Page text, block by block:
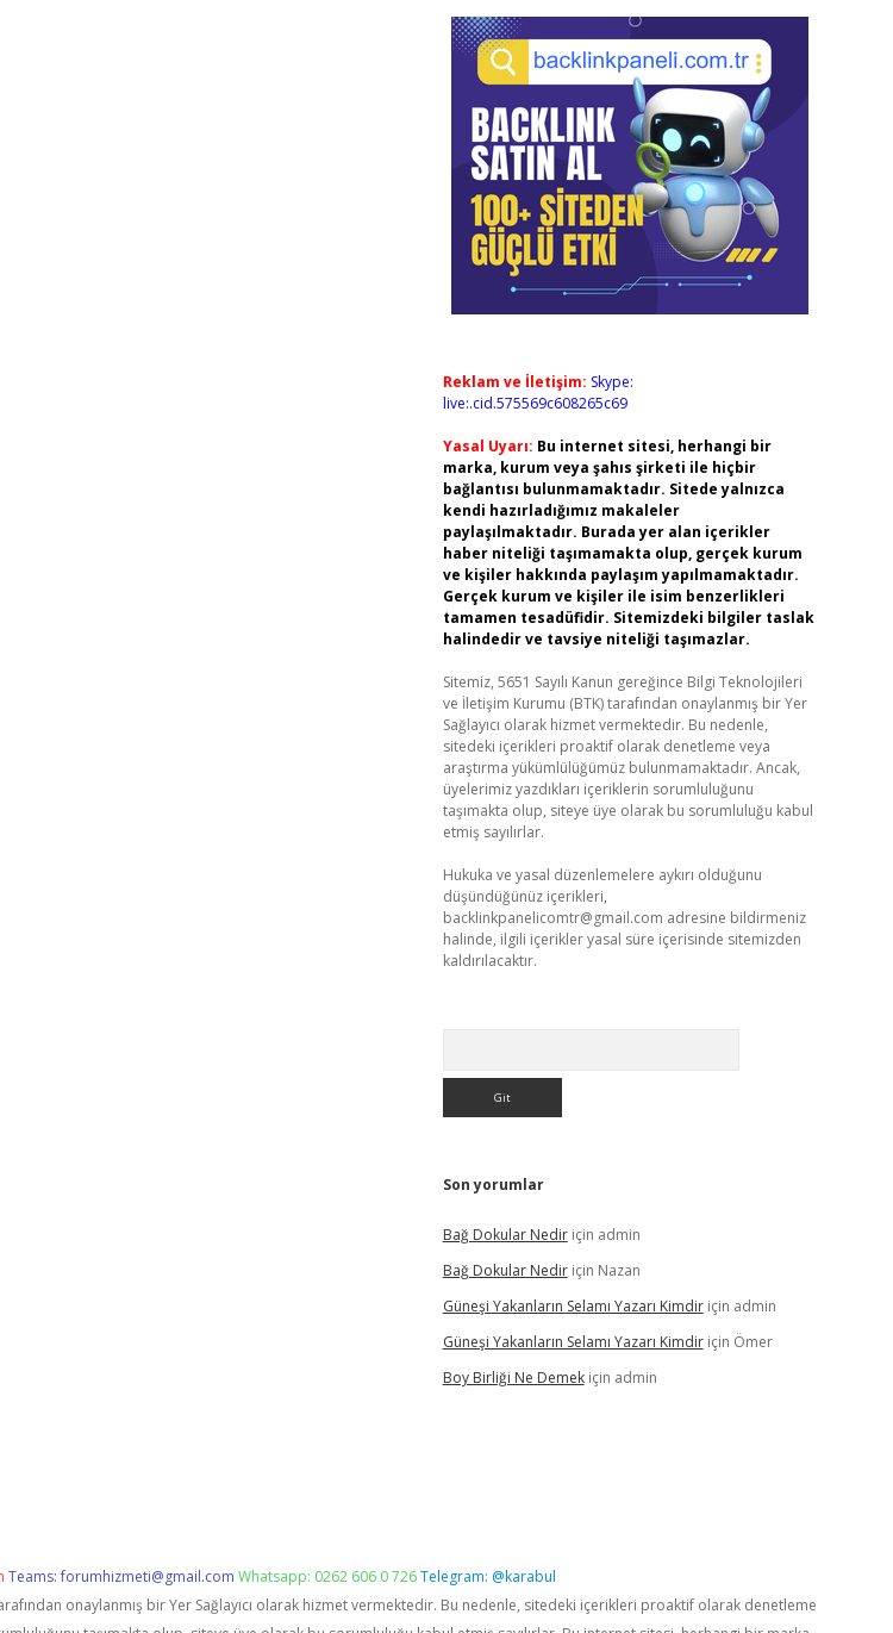
Reklam ve İletişim: Skype:
live:.cid.575569c608265c69
Yasal Uyarı: Bu internet sitesi, herhangi bir
marka, kurum veya şahıs şirketi ile hiçbir
bağlantısı bulunmamaktadır. Sitede yalnızca
kendi hazırladığımız makaleler
paylaşılmaktadır. Burada yer alan içerikler
haber niteliği taşımamakta olup, gerçek kurum
ve kişiler hakkında paylaşım yapılmamaktadır.
Gerçek kurum ve kişiler ile isim benzerlikleri
tamamen tesadüfidir. Sitemizdeki bilgiler taslak
halindedir ve tavsiye niteliği taşımazlar.
Sitemiz, 5651 Sayılı Kanun gereğince Bilgi Teknolojileri
ve İletişim Kurumu (BTK) tarafından onaylanmış bir Yer
Sağlayıcı olarak hizmet vermektedir. Bu nedenle,
sitedeki içerikleri proaktif olarak denetleme veya
araştırma yükümlülüğümüz bulunmamaktadır. Ancak,
üyelerimiz yazdıkları içeriklerin sorumluluğunu
taşımakta olup, siteye üye olarak bu sorumluluğu kabul
etmiş sayılırlar.
Hukuka ve yasal düzenlemelere aykırı olduğunu
düşündüğünüz içerikleri,
backlinkpanelicomtr@gmail.com adresine bildirmeniz
halinde, ilgili içerikler yasal süre içerisinde sitemizden
kaldırılacaktır.
Son yorumlar
Bağ Dokular Nediriçin admin
Bağ Dokular Nediriçin Nazan
Güneşi Yakanların Selamı Yazarı Kimdiriçin admin
Güneşi Yakanların Selamı Yazarı Kimdiriçin Ömer
Boy Birliği Ne Demekiçin admin
Teams:forumhizmeti@gmail.com Whatsapp: 0262 606 0 726Telegram: @karabul
onaylanmış bir Yer Sağlayıcı olarak hizmet vermektedir. Bu nedenle, sitedeki içerikleri proaktif olarak denetleme